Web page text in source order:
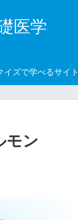
医学
ズで学べるサイト
モン